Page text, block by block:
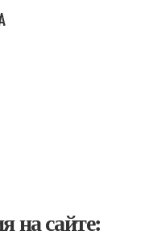
на сайте: